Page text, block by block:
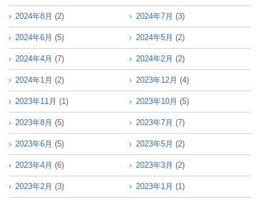
2024年8月 (2) 2024年7月 (3)
2024年6月 (5) 2024年5月 (2)
2024年4月 (7) 2024年2月 (2)
2024年1月 (2) 2023年12月 (4)
2023年11月 (1) 2023年10月 (5)
2023年8月 (5) 2023年7月 (7)
2023年6月 (5) 2023年5月 (2)
2023年4月 (6) 2023年3月 (2)
2023年2月 (3) 2023年1月 (1)